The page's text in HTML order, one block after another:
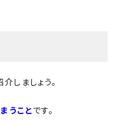
しましょう。
うことです。